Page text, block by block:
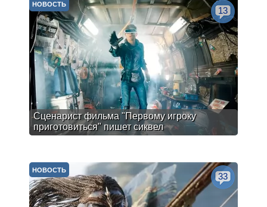
Сценарист фильма "Первому игроку
приготовиться" пишет сиквел
НОВОСТЬ
13
НОВОСТЬ
33